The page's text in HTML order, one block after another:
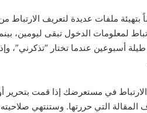
بتهيئة ملفات عديدة لتعريف
لمعلومات الدخول تبقى ليومين،
أسبوعين عندما تختار
في مستعرضك إذا قمت بتحرير
المقالة التي حررتها. وستنتهي